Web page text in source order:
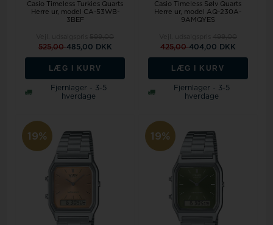
Casio Timeless Turkies Quarts
Herre ur, model CA-53WB-
3BEF
525,00485,00 DKK
LÆG I KURV
Fjernlager - 3-5
hverdage
Casio Timeless Sølv Quarts
Herre ur, model AQ-230A-
9AMQYES
425,00404,00 DKK
LÆG I KURV
Fjernlager - 3-5
hverdage
19% 19%